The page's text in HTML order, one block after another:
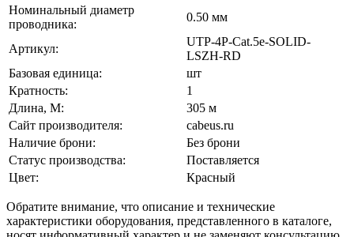
Номинальный диаметр
проводника:
0.50 мм
Артикул:
UTP-4P-Cat.5e-SOLID-
LSZH-RD
Базовая единица:
шт
Кратность:
1
Длина, М:
305 м
Сайт производителя:
cabeus.ru
Наличие брони:
Без брони
Статус производства:
Поставляется
Цвет:
Красный
Обратите внимание, что описание и технические
характеристики оборудования, представленного в каталоге,